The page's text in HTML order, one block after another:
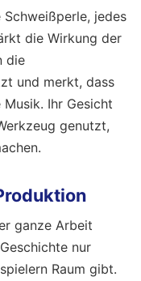
Schweißperle, jedes
die Wirkung der
die
und merkt, dass
Ihr Gesicht
genutzt,
ganze Arbeit
nur
Raum gibt.